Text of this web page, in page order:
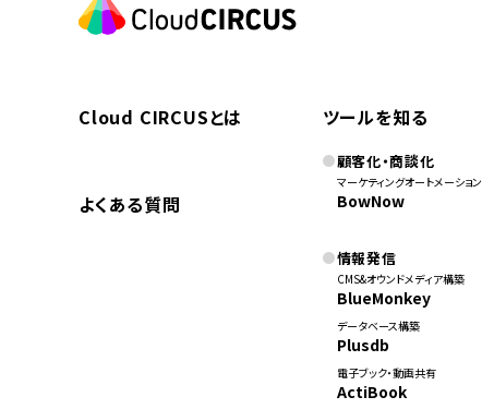
Cloud CIRCUSとは
よくある質問
ツールを知る
顧客化・商談化
マーケティングオートメーション
BowNow
情報発信
CMS&オウンドメディア構築
BlueMonkey
データベース構築
Plusdb
電子ブック・動画共有
ActiBook